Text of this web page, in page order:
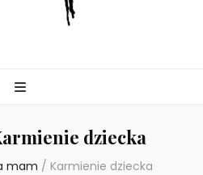
dziecka
mam / Karmienie dziecka